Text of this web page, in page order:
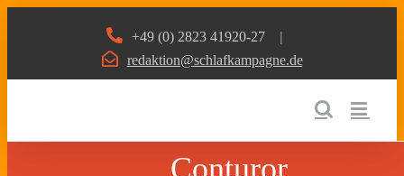
+49 (0) 2823 41920-27
|
redaktion@schlafkampagne.de
Conturor